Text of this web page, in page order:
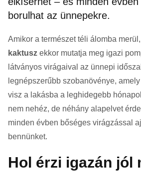
borulhat az ünnepekre.
Amikor a természet téli álomba
kaktusz ekkor mutatja meg igazi
látványos virágaival az ünnepi
legnépszerűbb szobanövénye,
visz a lakásba a leghidegebb
nem nehéz, de néhány alapelvet
minden évben bőséges virágzással
bennünket.
Hol érzi igazán jól